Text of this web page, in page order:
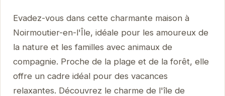
Evadez-vous dans cette charmante maison à
Noirmoutier-en-l'Île, idéale pour les amoureux de
la nature et les familles avec animaux de
compagnie. Proche de la plage et de la forêt, elle
offre un cadre idéal pour des vacances
relaxantes. Découvrez le charme de l'île de